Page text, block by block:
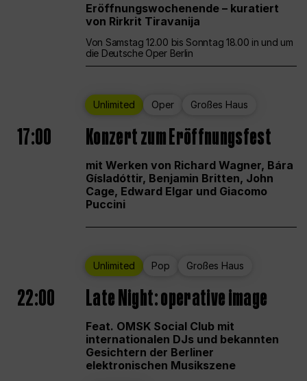
Eröffnungswochenende – kuratiert
von Rirkrit Tiravanija
Von Samstag 12.00 bis Sonntag 18.00 in und um
die Deutsche Oper Berlin
Unlimited Oper Großes Haus
17:00 Konzert zum Eröffnungsfest
mit Werken von Richard Wagner, Bára
Gísladóttir, Benjamin Britten, John
Cage, Edward Elgar und Giacomo
Puccini
Unlimited Pop Großes Haus
22:00 Late Night: operative image
Feat. OMSK Social Club mit
internationalen DJs und bekannten
Gesichtern der Berliner
elektronischen Musikszene